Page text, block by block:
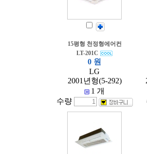
15평형 천정형에어컨
LT-201C
0 원
LG
2001년형(5-292)
1 개
수량